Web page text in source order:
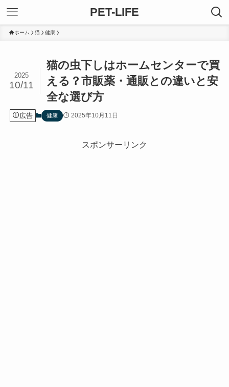
PET-LIFE
ホーム 猫 健康
猫の虫下しはホームセンターで買
える？市販薬・通販との違いと安
全な選び方
2025
10/11
広告 健康 2025年10月11日
スポンサーリンク